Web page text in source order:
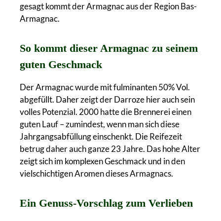
gesagt kommt der Armagnac aus der Region Bas-
Armagnac.
So kommt dieser Armagnac zu seinem
guten Geschmack
Der Armagnac wurde mit fulminanten 50% Vol.
abgefüllt. Daher zeigt der Darroze hier auch sein
volles Potenzial. 2000 hatte die Brennerei einen
guten Lauf – zumindest, wenn man sich diese
Jahrgangsabfüllung einschenkt. Die Reifezeit
betrug daher auch ganze 23 Jahre. Das hohe Alter
zeigt sich im komplexen Geschmack und in den
vielschichtigen Aromen dieses Armagnacs.
Ein Genuss-Vorschlag zum Verlieben